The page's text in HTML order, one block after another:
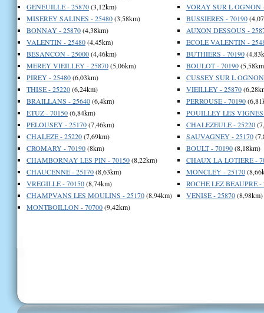
GENEUILLE - 25870(3,12km)
MISEREY SALINES - 25480(3,58km)
BONNAY - 25870(4,38km)
VALENTIN - 25480(4,45km)
BESANCON - 25000(4,46km)
MEREY VIEILLEY - 25870(5,06km)
PIREY - 25480(6,03km)
THISE - 25220(6,24km)
BRAILLANS - 25640(6,4km)
ETUZ - 70150(6,84km)
PELOUSEY - 25170(7,46km)
CHALEZE - 25220(7,69km)
CROMARY - 70190(8km)
CHAMBORNAY LES PIN - 70150(8,22km)
CHAUCENNE - 25170(8,63km)
VREGILLE - 70150(8,74km)
CHAMPVANS LES MOULINS - 25170(8,94km)
MONTBOILLON - 70700(9,42km)
VORAY SUR L OGNON
BUSSIERES - 70190
AUXON DESSOUS -
ECOLE VALENTIN -
BUTHIERS - 70190
BOULOT - 70190
CUSSEY SUR L
VIEILLEY - 25870
PERROUSE - 70190
POUILLEY LES VIGNES
CHALEZEULE - 25220
SAUVAGNEY - 25170
BOULT - 70190(8,18km)
CHAUX LA LOTIERE -
MONCLEY - 25170
ROCHE LEZ BEAUPRE -
VENISE - 25870(8,98km)